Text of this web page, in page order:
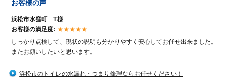
お客様の声
浜松市水窪町 T様
お客様の満足度: ★★★★★
しっかり点検して、現状の説明も分かりやすく安心してお任せ出来ました。
またお願いしたいと思います。
浜松市のトイレの水漏れ・つまり修理ならお任せください！